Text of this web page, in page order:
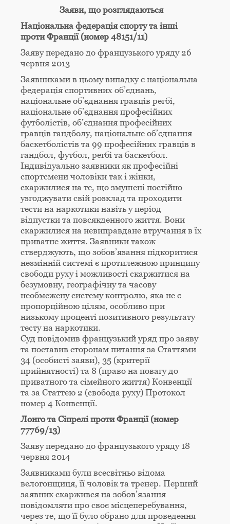
Заяви, що розглядаються
Національна федерація спорту та інші
проти Франції (номер 48151/11)
Заяву передано до французького уряду 26
червня 2013
Заявниками в цьому випадку є національна
федерація спортивних об’єднань,
національне об’єднання гравців регбі,
національне об’єднання професійних
футболістів, об’єднання професійних
гравців гандболу, національне об’єднання
баскетболістів та 99 професійних гравців в
гандбол, футбол, регбі та баскетбол.
Індивідуально заявники як професійні
спортсмени чоловіки так і жінки,
скаржилися на те, що змушені постійно
узгоджувати свій розклад та проходити
тести на наркотики навіть у період
відпустки та повсякденного життя. Вони
скаржилися на невиправдане втручання в їх
приватне життя. Заявники також
стверджують, що зобов’язання підкоритися
незмінній системі є протилежною принципу
свободи руху і можливості скаржитися на
безумовну, географічну та часову
необмежену систему контролю, яка не є
пропорційною цілям, особливо при
низькому проценті позитивного результату
тесту на наркотики.
Суд повідомив французький уряд про заяву
та поставив сторонам питання за Статтями
34 (особисті заяви), 35 (критерії
прийнятності) та 8 (право на повагу до
приватного та сімейного життя) Конвенції
та за Статтею 2 (свобода руху) Протокол
номер 4 Конвенції.
Лонго та Сіпрелі проти Франції (номер
77769/13)
Заяву передано до французького уряду 18
червня 2014
Заявниками були всесвітньо відома
велогонщиця, її чоловік та тренер. Перший
заявник скаржився на зобов’язання
повідомляти про своє місцеперебування,
через те, що її було обрано для проведення